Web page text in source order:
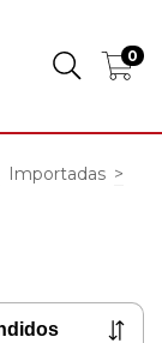
0
Importadas >